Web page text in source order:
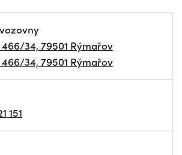
34, 79501 Rýmařov
34, 79501 Rýmařov
151